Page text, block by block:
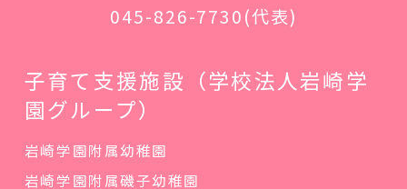
045-826-7730(代表)
子育て支援施設（学校法人岩崎学
園グループ）
岩崎学園附属幼稚園
岩崎学園附属磯子幼稚園